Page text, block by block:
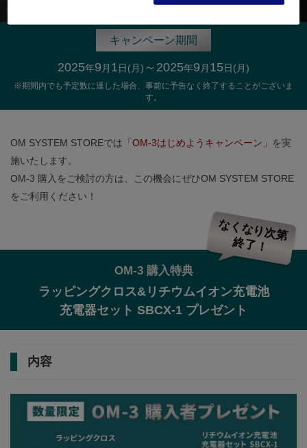
キャンペーン期間
2025年9 月 1日(月) ～2025年9 月 15日(月)
※期間内でも予定数に達した場合、事前に予告なく終了することがございま
す。
OM SYSTEM STOREでは 「OM-3はじめようキャンペーン」
を実
施いたします。
OM-3 購入をご検討の方は、この機会にぜひOM SYSTEM STORE
をご利用ください！
OM-3 購入特典
ラッピングクロス&リチウムイオン充電池
充電器セット SBCX-1 プレゼント
なくなり次第
終了！
内容